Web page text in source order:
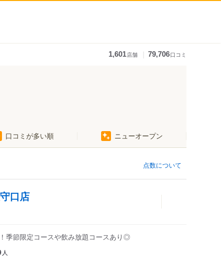
1,601店舗 79,706口コミ
口コミが多い順 ニューオープン
点数について
口店
季節限定コースや飲み放題コースあり◎
人